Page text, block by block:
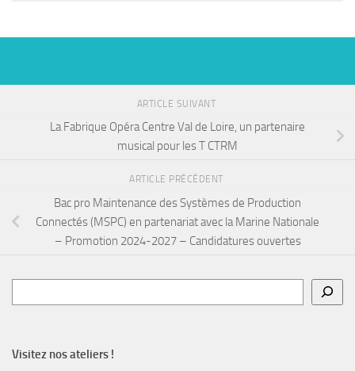
ARTICLE SUIVANT
La Fabrique Opéra Centre Val de Loire, un partenaire
musical pour les T CTRM
ARTICLE PRÉCÉDENT
Bac pro Maintenance des Systèmes de Production
Connectés (MSPC) en partenariat avec la Marine Nationale
– Promotion 2024-2027 – Candidatures ouvertes
Visitez nos ateliers !